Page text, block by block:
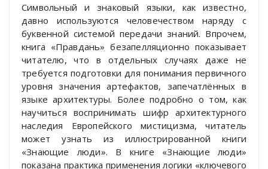
Символьный и знаковый языки, как известно,
давно используются человечеством наряду с
буквенной системой передачи знаний. Впрочем,
книга «Правдань» безапелляционно показывает
читателю, что в отдельных случаях даже не
требуется подготовки для понимания первичного
уровня значения артефактов, запечатлённых в
языке архитектуры. Более подробно о том, как
научиться воспринимать шифр архитектурного
наследия Европейского мистицизма, читатель
может узнать из иллюстрированной книги
«Знающие люди». В книге «Знающие люди»
показана практика применения логики «ключевого